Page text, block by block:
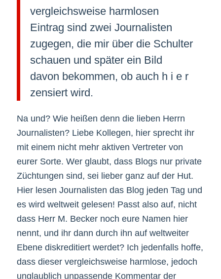
vergleichsweise harmlosen
Eintrag sind zwei Journalisten
zugegen, die mir über die Schulter
schauen und später ein Bild
davon bekommen, ob auch h i e r
zensiert wird.
Na und? Wie heißen denn die lieben Herrn
Journalisten? Liebe Kollegen, hier sprecht ihr
mit einem nicht mehr aktiven Vertreter von
eurer Sorte. Wer glaubt, dass Blogs nur private
Züchtungen sind, sei lieber ganz auf der Hut.
Hier lesen Journalisten das Blog jeden Tag und
es wird weltweit gelesen! Passt also auf, nicht
dass Herr M. Becker noch eure Namen hier
nennt, und ihr dann durch ihn auf weltweiter
Ebene diskreditiert werdet? Ich jedenfalls hoffe,
dass dieser vergleichsweise harmlose, jedoch
unglaublich unpassende Kommentar der